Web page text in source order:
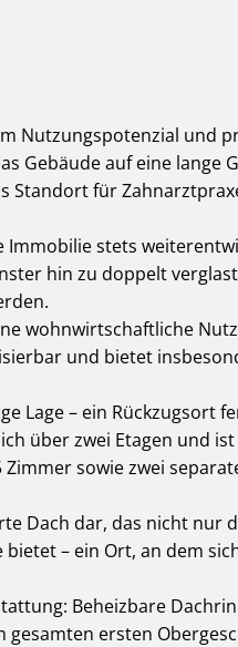
Nutzungspotenzial und
Gebäude auf eine lange
Standort für
stets
hin zu doppelt
wohnwirtschaftliche
und bietet
Lage – ein Rückzugsort
über zwei Etagen und
sowie zwei
Dach dar, das nicht nur
– ein Ort, an dem
Beheizbare
ersten